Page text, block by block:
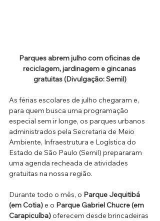
Parques abrem julho com oficinas de
reciclagem, jardinagem e gincanas
gratuitas (Divulgação: Semil)
As férias escolares de julho chegaram e,
para quem busca uma programação
especial sem ir longe, os parques urbanos
administrados pela Secretaria de Meio
Ambiente, Infraestrutura e Logística do
Estado de São Paulo (Semil) prepararam
uma agenda recheada de atividades
gratuitas na nossa região.
Durante todo o mês, o Parque Jequitibá
(em Cotia) e o Parque Gabriel Chucre (em
Carapicuíba) oferecem desde brincadeiras